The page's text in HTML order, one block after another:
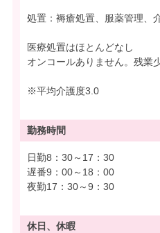
処置：褥瘡処置、服薬管理、
医療処置はほとんどなし
オンコールありません。残業
※平均介護度3.0
勤務時間
日勤8：30～17：30
遅番9：00～18：00
夜勤17：30～9：30
休日、休暇